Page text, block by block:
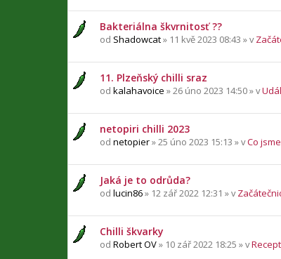
Bakteriálna škvrnitosť ??
od Shadowcat» 11 kvě 2023 08:43 » v
11. Plzeňský chilli sraz
od kalahavoice » 26 úno 2023 14:50 » v
netopiri chilli 2023
od netopier» 25 úno 2023 15:13 » vCo
Jaká je to odrůda?
od lucin86» 12 zář 2022 12:31 » v
Chilli škvarky
od Robert OV» 10 zář 2022 18:25 » v